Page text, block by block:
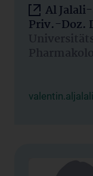
Al
Priv.-Doz.